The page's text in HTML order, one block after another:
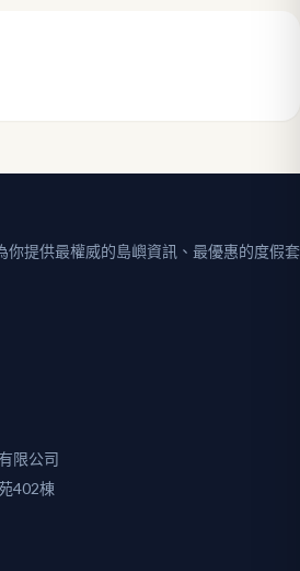
你提供最權威的島嶼資訊、最優惠的度假套
限公司
402棟